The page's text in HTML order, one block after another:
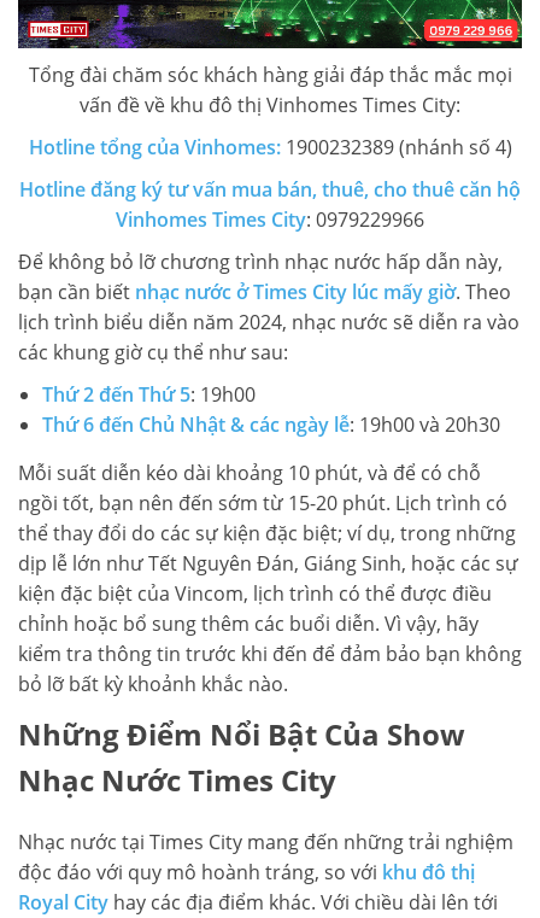
Tổng đài chăm sóc khách hàng giải đáp thắc mắc mọi
vấn đề về khu đô thị Vinhomes Times City:
Hotline tổng của Vinhomes:1900232389 (nhánh số 4)
Hotline đăng ký tư vấn mua bán, thuê, cho thuê căn hộ
Vinhomes Times City: 0979229966
Để không bỏ lỡ chương trình nhạc nước hấp dẫn này,
bạn cần biết nhạc nước ở Times City lúc mấy giờ. Theo
lịch trình biểu diễn năm 2024, nhạc nước sẽ diễn ra vào
các khung giờ cụ thể như sau:
Thứ 2 đến Thứ 5: 19h00
Thứ 6 đến Chủ Nhật & các ngày lễ: 19h00 và 20h30
Mỗi suất diễn kéo dài khoảng 10 phút, và để có chỗ
ngồi tốt, bạn nên đến sớm từ 15-20 phút. Lịch trình có
thể thay đổi do các sự kiện đặc biệt; ví dụ, trong những
dịp lễ lớn như Tết Nguyên Đán, Giáng Sinh, hoặc các sự
kiện đặc biệt của Vincom, lịch trình có thể được điều
chỉnh hoặc bổ sung thêm các buổi diễn. Vì vậy, hãy
kiểm tra thông tin trước khi đến để đảm bảo bạn không
bỏ lỡ bất kỳ khoảnh khắc nào.
Những Điểm Nổi Bật Của Show
Nhạc Nước Times City
Nhạc nước tại Times City mang đến những trải nghiệm
độc đáo với quy mô hoành tráng, so với khu đô thị
Royal City hay các địa điểm khác. Với chiều dài lên tới